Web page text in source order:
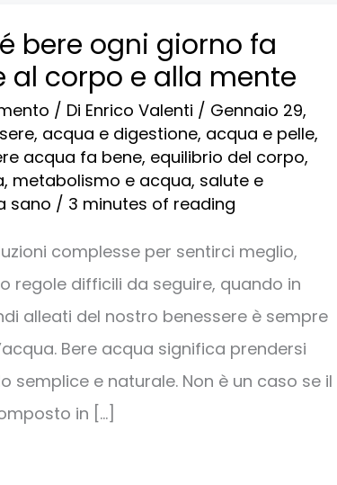
bere ogni giorno fa
al corpo e alla mente
/ Di Enrico Valenti / Gennaio 29,
, acqua e digestione, acqua e pelle,
acqua fa bene, equilibrio del corpo,
, metabolismo e acqua, salute e
sano / 3 minutes of reading
complesse per sentirci meglio,
regole difficili da seguire, quando in
alleati del nostro benessere è sempre
Bere acqua significa prendersi
semplice e naturale. Non è un caso se il
in […]